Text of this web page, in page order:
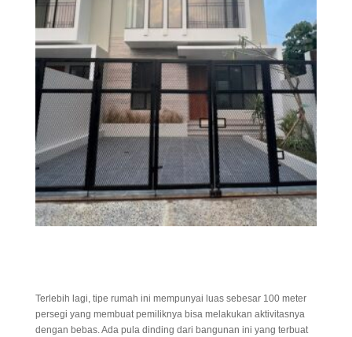
Terlebih lagi, tipe rumah ini mempunyai luas sebesar 100 meter
persegi yang membuat pemiliknya bisa melakukan aktivitasnya
dengan bebas. Ada pula dinding dari bangunan ini yang terbuat